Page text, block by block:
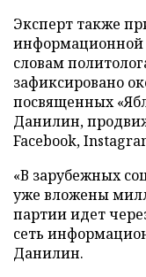
Эксперт также
информационной
словам
зафиксировано
посвященных
Данилин,
Facebook,
«В зарубежных
уже вложены
партии идет
сеть
Данилин.